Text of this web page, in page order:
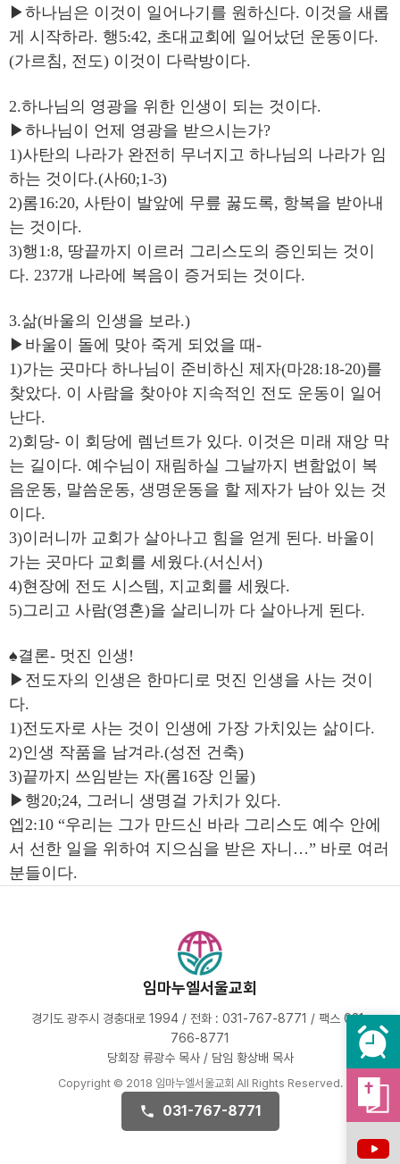
▶하나님은 이것이 일어나기를 원하신다. 이것을 새롭
게 시작하라. 행5:42, 초대교회에 일어났던 운동이다.
(가르침, 전도) 이것이 다락방이다.
2.하나님의 영광을 위한 인생이 되는 것이다.
▶하나님이 언제 영광을 받으시는가?
1)사탄의 나라가 완전히 무너지고 하나님의 나라가 임
하는 것이다.(사60;1-3)
2)롬16:20, 사탄이 발앞에 무릎 꿇도록, 항복을 받아내
는 것이다.
3)행1:8, 땅끝까지 이르러 그리스도의 증인되는 것이
다. 237개 나라에 복음이 증거되는 것이다.
3.삶(바울의 인생을 보라.)
▶바울이 돌에 맞아 죽게 되었을 때-
1)가는 곳마다 하나님이 준비하신 제자(마28:18-20)를
찾았다. 이 사람을 찾아야 지속적인 전도 운동이 일어
난다.
2)회당- 이 회당에 렘넌트가 있다. 이것은 미래 재앙 막
는 길이다. 예수님이 재림하실 그날까지 변함없이 복
음운동, 말씀운동, 생명운동을 할 제자가 남아 있는 것
이다.
3)이러니까 교회가 살아나고 힘을 얻게 된다. 바울이
가는 곳마다 교회를 세웠다.(서신서)
4)현장에 전도 시스템, 지교회를 세웠다.
5)그리고 사람(영혼)을 살리니까 다 살아나게 된다.
♠결론- 멋진 인생!
▶전도자의 인생은 한마디로 멋진 인생을 사는 것이
다.
1)전도자로 사는 것이 인생에 가장 가치있는 삶이다.
2)인생 작품을 남겨라.(성전 건축)
3)끝까지 쓰임받는 자(롬16장 인물)
▶행20;24, 그러니 생명걸 가치가 있다.
엡2:10 “우리는 그가 만드신 바라 그리스도 예수 안에
서 선한 일을 위하여 지으심을 받은 자니…” 바로 여러
분들이다.
임마누엘서울교회
경기도 광주시 경충대로 1994 / 전화 : 031-767-8771 / 팩스 031-
766-8771
당회장 류광수 목사 / 담임 황상배 목사
Copyright © 2018 임마누엘서울교회 All Rights Reserved.
031-767-8771